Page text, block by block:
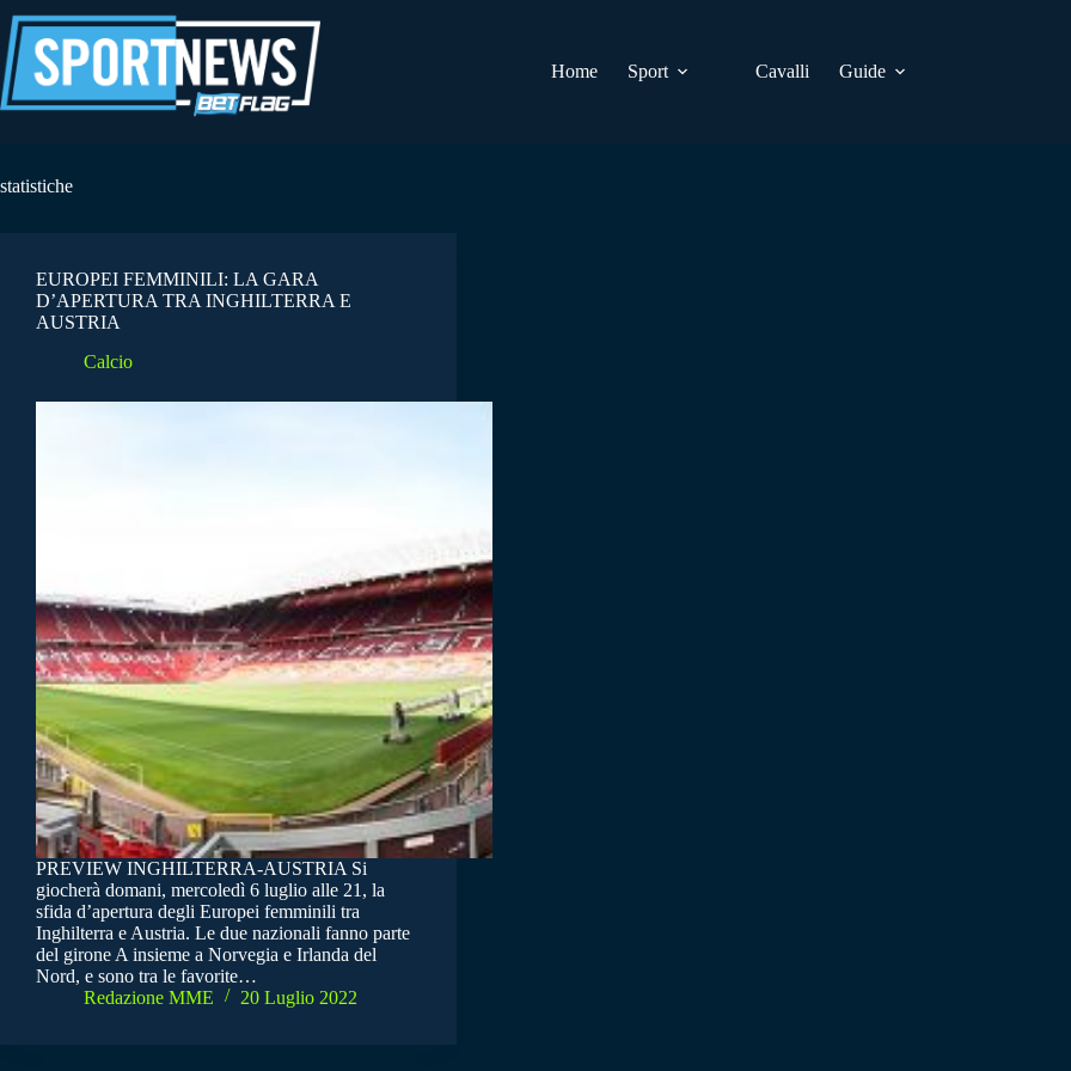
al
contenuto
Home
Sport Cavalli Guide
statistiche
EUROPEI FEMMINILI: LA GARA
D’APERTURA TRA INGHILTERRA E
AUSTRIA
Calcio
PREVIEW INGHILTERRA-AUSTRIA Si
giocherà domani, mercoledì 6 luglio alle 21, la
sfida d’apertura degli Europei femminili tra
Inghilterra e Austria. Le due nazionali fanno parte
del girone A insieme a Norvegia e Irlanda del
Nord, e sono tra le favorite…
Redazione MME
20 Luglio 2022